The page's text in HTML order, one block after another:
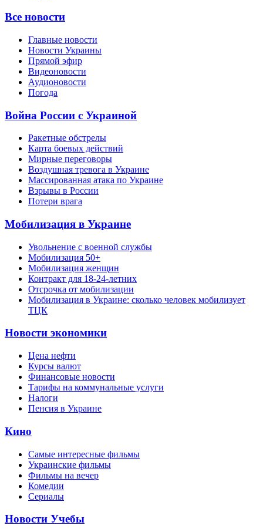
Все новости
Главные новости
Новости Украины
Прямой эфир
Видеоновости
Аудионовости
Погода
Война России с Украиной
Ракетные обстрелы
Карта боевых действий
Мирные переговоры
Воздушная тревога в Украине
Массированная атака по Украине
Взрывы в России
Потери врага
Мобилизация в Украине
Увольнение с военной службы
Мобилизация 50+
Мобилизация женщин
Контракт для 18-24-летних
Отсрочка от мобилизации
Мобилизация в Украине: сколько человек мобилизует
ТЦК
Новости экономики
Цена нефти
Курсы валют
Финансовые новости
Тарифы на коммунальные услуги
Налоги
Пенсия в Украине
Кино
Самые интересные фильмы
Украинские фильмы
Фильмы на вечер
Комедии
Сериалы
Новости Учебы